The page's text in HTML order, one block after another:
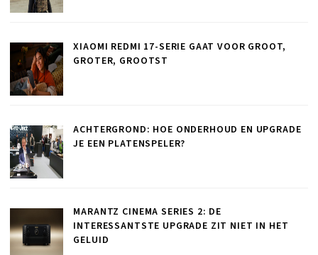
XIAOMI REDMI 17-SERIE GAAT VOOR GROOT,
GROTER, GROOTST
ACHTERGROND: HOE ONDERHOUD EN UPGRADE
JE EEN PLATENSPELER?
MARANTZ CINEMA SERIES 2: DE
INTERESSANTSTE UPGRADE ZIT NIET IN HET
GELUID